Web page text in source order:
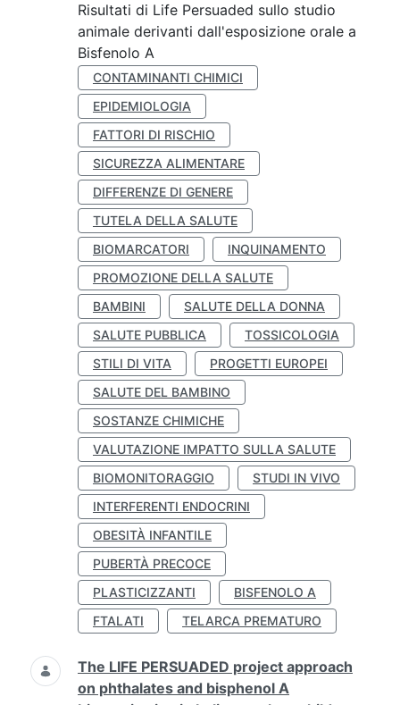
Risultati di Life Persuaded sullo studio
animale derivanti dall'esposizione orale a
Bisfenolo A
CONTAMINANTI CHIMICI
EPIDEMIOLOGIA
FATTORI DI RISCHIO
SICUREZZA ALIMENTARE
DIFFERENZE DI GENERE
TUTELA DELLA SALUTE
BIOMARCATORI
INQUINAMENTO
PROMOZIONE DELLA SALUTE
BAMBINI
SALUTE DELLA DONNA
SALUTE PUBBLICA
TOSSICOLOGIA
STILI DI VITA
PROGETTI EUROPEI
SALUTE DEL BAMBINO
SOSTANZE CHIMICHE
VALUTAZIONE IMPATTO SULLA SALUTE
BIOMONITORAGGIO
STUDI IN VIVO
INTERFERENTI ENDOCRINI
OBESITÀ INFANTILE
PUBERTÀ PRECOCE
PLASTICIZZANTI
BISFENOLO A
FTALATI
TELARCA PREMATURO
The LIFE PERSUADED project approach
on phthalates and bisphenol A